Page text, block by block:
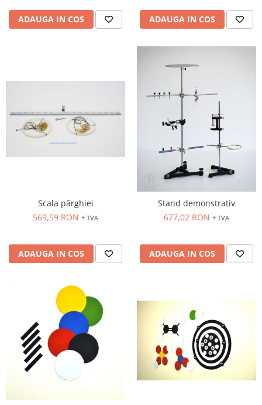
ADAUGA IN COS ADAUGA IN COS
Scala pârghiei
569,59 RON + TVA
ADAUGA IN COS
Stand demonstrativ
677,02 RON + TVA
ADAUGA IN COS